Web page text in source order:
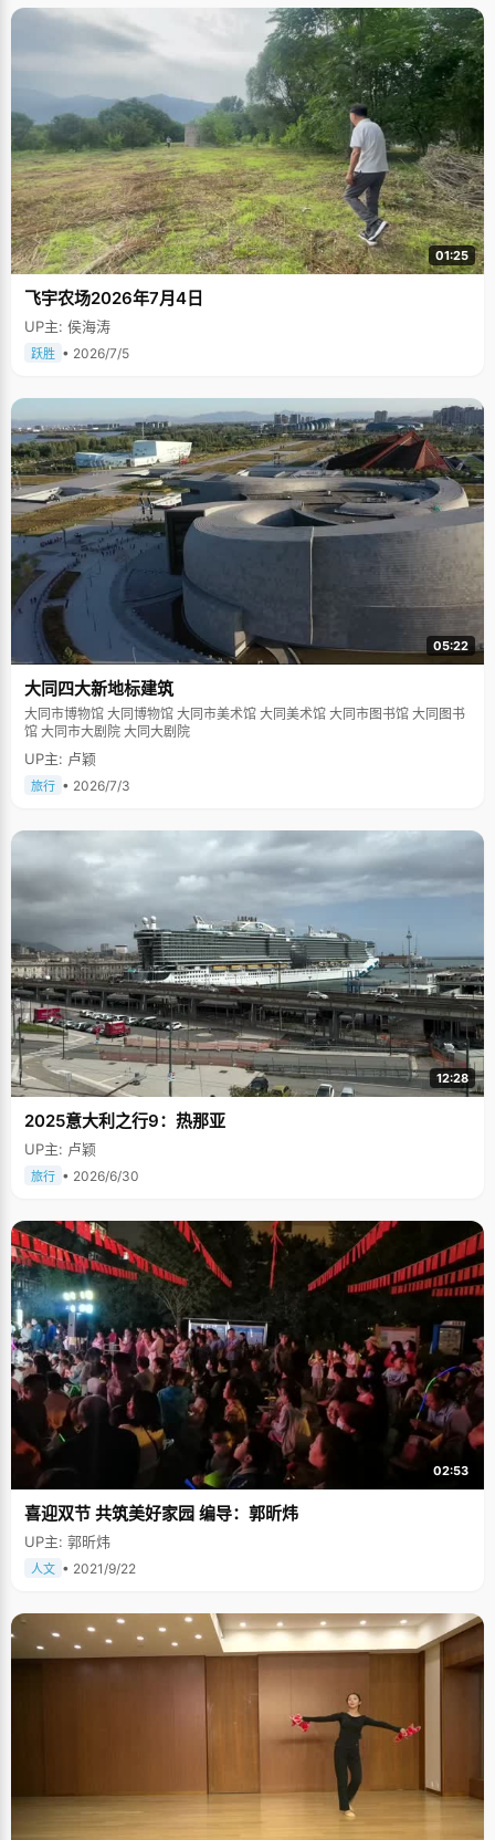
01:25
飞宇农场2026年7月4日
UP主: 侯海涛
跃胜 • 2026/7/5
05:22
大同四大新地标建筑
大同市博物馆 大同博物馆 大同市美术馆 大同美术馆 大同市图书馆 大同图书
馆 大同市大剧院 大同大剧院
UP主: 卢颖
旅行 • 2026/7/3
12:28
2025意大利之行9：热那亚
UP主: 卢颖
旅行 • 2026/6/30
02:53
喜迎双节 共筑美好家园 编导：郭昕炜
UP主: 郭昕炜
人文 • 2021/9/22